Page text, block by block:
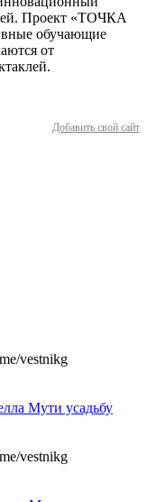
Проект «ТОЧКА
обучающие
от
Добавить свой сайт
vestnikg
Мути усадьбу
vestnikg